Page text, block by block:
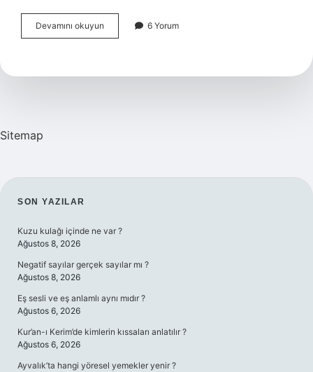
Devamını okuyun
Ne
6 Yorum
Sitemap
SIDEBAR
SON YAZILAR
Kuzu kulağı içinde ne var ?
Ağustos 8, 2026
Negatif sayılar gerçek sayılar mı ?
Ağustos 8, 2026
Eş sesli ve eş anlamlı aynı mıdır ?
Ağustos 6, 2026
Kur’an-ı Kerim’de kimlerin kıssaları anlatılır ?
Ağustos 6, 2026
Ayvalık’ta hangi yöresel yemekler yenir ?